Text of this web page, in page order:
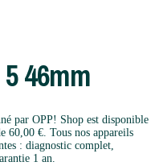
46mm
par OPP! Shop est disponible
€. Tous nos appareils
: diagnostic complet,
1 an.